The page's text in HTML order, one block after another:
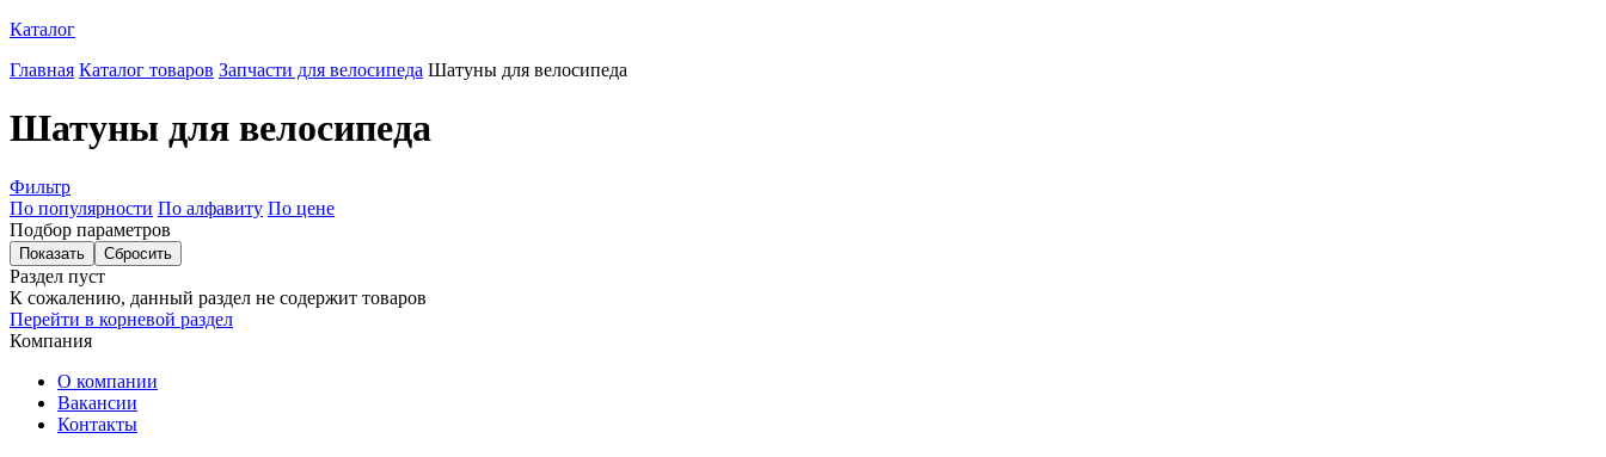
Каталог
Главная Каталог товаров Запчасти для велосипеда Шатуны для велосипеда
Шатуны для велосипеда
Фильтр
По популярности По алфавиту По цене
Подбор параметров
Раздел пуст
К сожалению, данный раздел не содержит товаров
Перейти в корневой раздел
Компания
О компании
Вакансии
Контакты